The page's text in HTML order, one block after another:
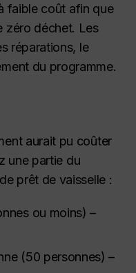
faible coût afin que
zéro déchet. Les
réparations, le
du programme.
aurait pu coûter
une partie du
prêt de vaisselle :
ou moins) –
(50 personnes) –